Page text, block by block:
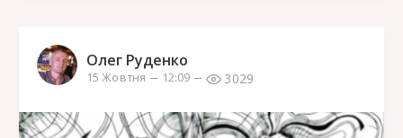
Олег Руденко
15 Жовтня 12:09 3029